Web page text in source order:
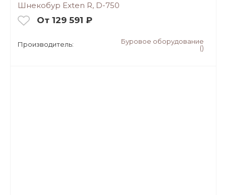
Шнекобур Exten R, D-750
От 129 591 ₽
Производитель:
Буровое оборудование
()